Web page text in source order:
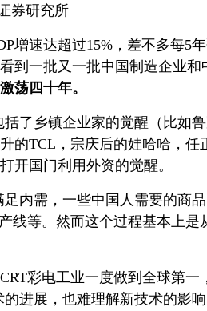
券研究所
增速达超过15%，差不多每5
一批又一批中国制造企业
荡四十年。
括了乡镇企业家的觉醒（比如
TCL，宗庆后的娃哈哈，
开国门利用外资的觉醒。
内需，一些中国人需要的商
等。然而这个过程基本上
彩电工业一度做到全球第
进展，也难理解新技术的影